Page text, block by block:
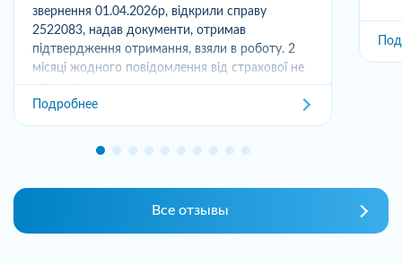
звернення 01.04.2026р, відкрили справу
2522083, надав документи, отримав
підтвердження отримання, взяли в роботу. 2
місяці жодного повідомлення від страхової не
отримував,...
Подробнее
Все отзывы